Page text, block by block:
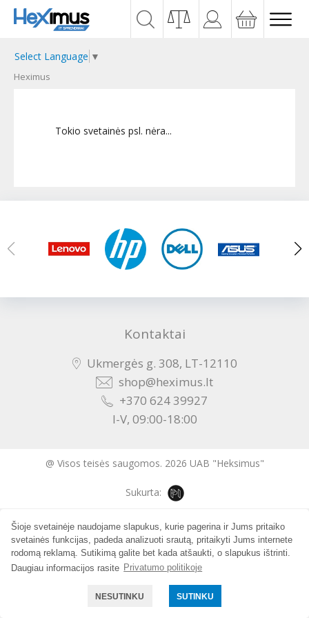
Šioje svetainėje naudojame slapukus, kurie pagerina ir Jums pritaiko
svetainės funkcijas, padeda analizuoti srautą, pritaikyti Jums internete
rodomą reklamą. Sutikimą galite bet kada atšaukti, o slapukus ištrinti.
Daugiau informacijos rasite Privatumo politikoje
NESUTINKU SUTINKU
Select Language ▼
Heximus
Tokio svetainės psl. nėra...
Kontaktai
Ukmergės g. 308, LT-12110
shop@heximus.lt
+370 624 39927
I-V, 09:00-18:00
@ Visos teisės saugomos. 2026 UAB "Heksimus"
Sukurta: